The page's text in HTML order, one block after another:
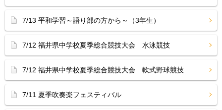
7/13 平和学習～語り部の方から～（3年生）
7/12 福井県中学校夏季総合競技大会 水泳競技
7/12 福井県中学校夏季総合競技大会 軟式野球競技
7/11 夏季吹奏楽フェスティバル